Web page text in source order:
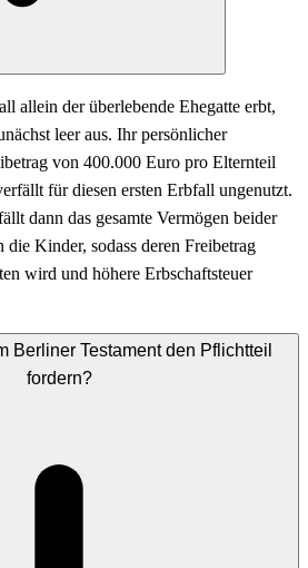
allein der überlebende Ehegatte erbt,
leer aus. Ihr persönlicher
von 400.000 Euro pro Elternteil
für diesen ersten Erbfall ungenutzt.
dann das gesamte Vermögen beider
die Kinder, sodass deren Freibetrag
wird und höhere Erbschaftsteuer
Berliner Testament den Pflichtteil
fordern?